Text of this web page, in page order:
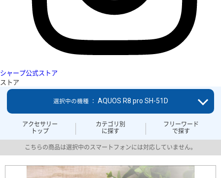
シャープ公式ストア
ストア
アクセサリー
トップ
カテゴリ別
に探す
フリーワード
で探す
選択中の機種 ： AQUOS R8 pro SH-51D
こちらの商品は選択中のスマートフォンには対応していません。